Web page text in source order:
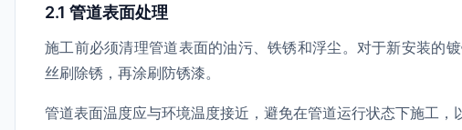
2.1 管道表面处理
施工前必须清理管道表面的油污、铁锈和浮尘。对于新安装的
丝刷除锈，再涂刷防锈漆。
管道表面温度应与环境温度接近，避免在管道运行状态下施工，